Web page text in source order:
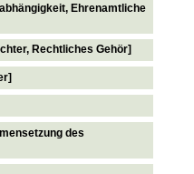
Ehrenamtliche
Rechtliches Gehör]
des